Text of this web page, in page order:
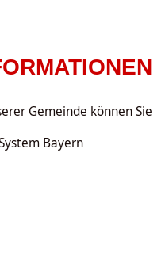
Gemeinde können Sie
Bayern